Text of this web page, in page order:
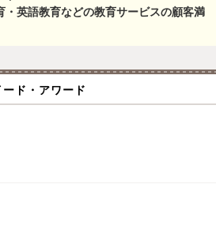
・英語教育などの教育サービスの顧客満
ード・アワード